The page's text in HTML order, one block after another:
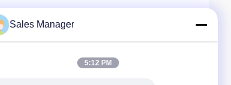
Sales Manager
5:12 PM